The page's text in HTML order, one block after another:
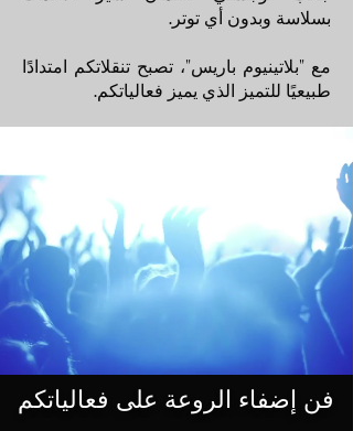
بسلاسة وبدون أي توتر.
مع "بلاتينيوم باريس"، تصبح تنقلاتكم امتدادًا
طبيعيًا للتميز الذي يميز فعالياتكم.
فن إضفاء الروعة على فعالياتكم